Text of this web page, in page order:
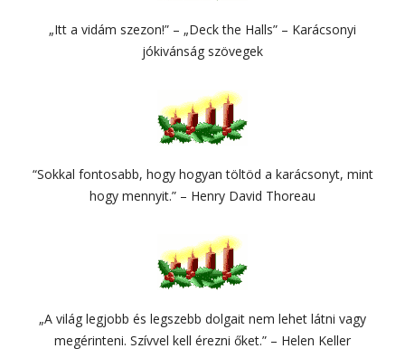
„Itt a vidám szezon!” – „Deck the Halls” – Karácsonyi
jókivánság szövegek
“Sokkal fontosabb, hogy hogyan töltöd a karácsonyt, mint
hogy mennyit.” – Henry David Thoreau
„A világ legjobb és legszebb dolgait nem lehet látni vagy
megérinteni. Szívvel kell érezni őket.” – Helen Keller